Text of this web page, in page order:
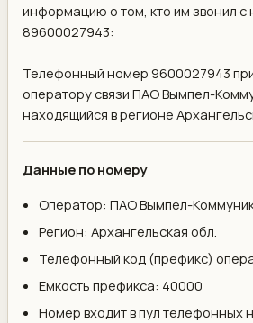
информацию о том, кто им звонил
89600027943:
Телефонный номер 9600027943
оператору связи ПАО Вымпел-
находящийся в регионе
Данные по номеру
Оператор: ПАО Вымпел-
Регион: Архангельская обл.
Телефонный код (префикс)
Емкость префикса: 40000
Номер входит в пул телефонных